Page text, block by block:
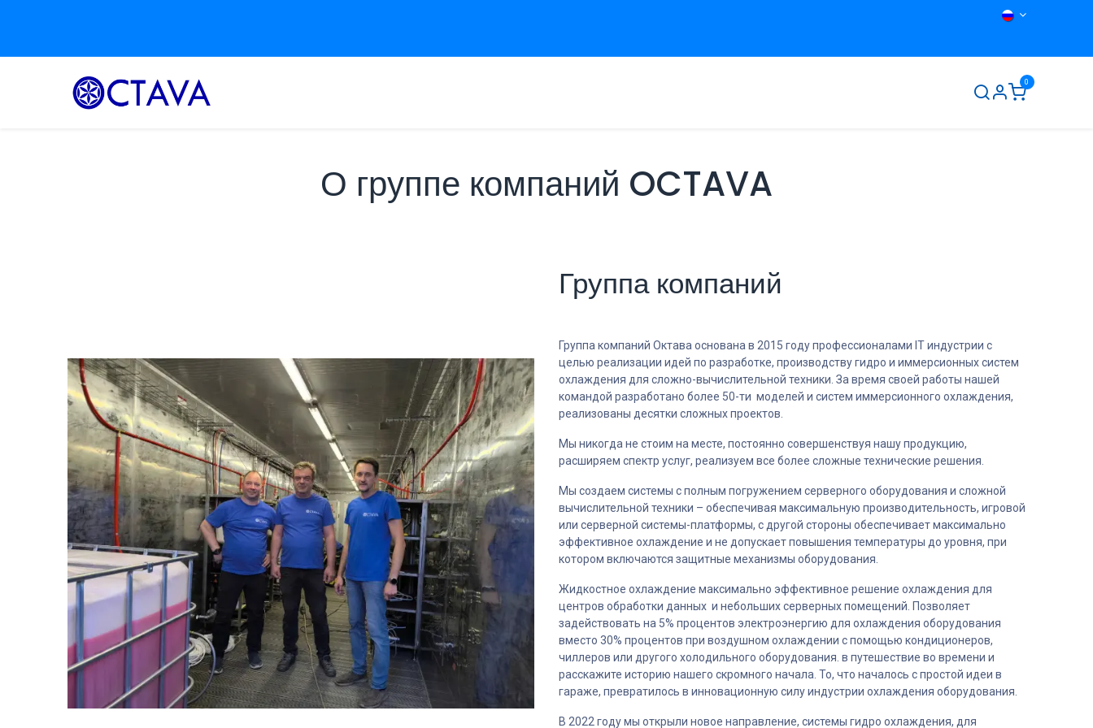
0
О группе компаний OCTAVA
Группа компаний
Группа компаний Октава основана в 2015 году профессионалами IT индустрии с
целью реализации идей по разработке, производству гидро и иммерсионных систем
охлаждения для сложно-вычислительной техники. За время своей работы нашей
командой разработано более 50-ти моделей и систем иммерсионного охлаждения,
реализованы десятки сложных проектов.
Мы никогда не стоим на месте, постоянно совершенствуя нашу продукцию,
расширяем спектр услуг, реализуем все более сложные технические решения.
Мы создаем системы с полным погружением серверного оборудования и сложной
вычислительной техники – обеспечивая максимальную производительность, игровой
или серверной системы-платформы, с другой стороны обеспечивает максимально
эффективное охлаждение и не допускает повышения температуры до уровня, при
котором включаются защитные механизмы оборудования.
Жидкостное охлаждение максимально эффективное решение охлаждения для
центров обработки данных и небольших серверных помещений. Позволяет
задействовать на 5% процентов электроэнергию для охлаждения оборудования
вместо 30% процентов при воздушном охлаждении с помощью кондиционеров,
чиллеров или другого холодильного оборудования. в путешествие во времени и
расскажите историю нашего скромного начала. То, что началось с простой идеи в
гараже, превратилось в инновационную силу индустрии охлаждения оборудования.
В 2022 году мы открыли новое направление, системы гидро охлаждения, для